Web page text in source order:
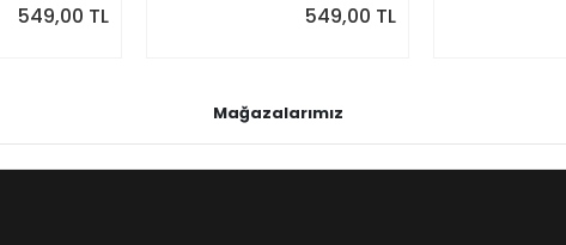
549,00 TL 549,00 TL
Mağazalarımız